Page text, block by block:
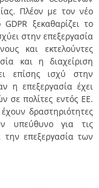
Πλέον με τον νέο
ξεκαθαρίζει το
στην επεξεργασία
και εκτελούντες
και η διαχείριση
επίσης ισχύ στην
η επεξεργασία έχει
σε πολίτες εντός ΕΕ.
δραστηριότητες
υπεύθυνο για τις
την επεξεργασία των